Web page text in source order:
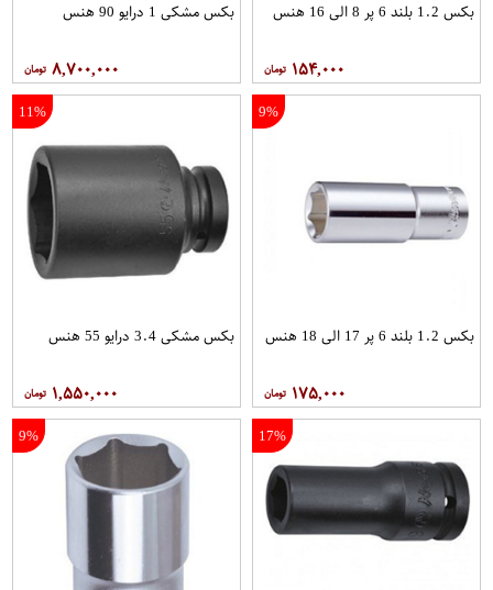
بکس 1.2 بلند 6 پر 8 الی 16 هنس
۱۵۴,۰۰۰
بکس مشکی 1 درایو 90 هنس
۸,۷۰۰,۰۰۰
9%
بکس 1.2 بلند 6 پر 17 الی 18 هنس
۱۷۵,۰۰۰
11%
بکس مشکی 3.4 درایو 55 هنس
۱,۵۵۰,۰۰۰
17%
9%